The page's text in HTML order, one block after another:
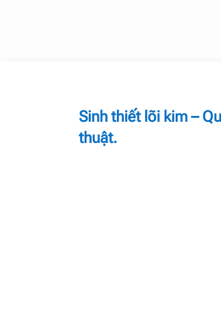
Sinh thiết lõi kim –
thuật.